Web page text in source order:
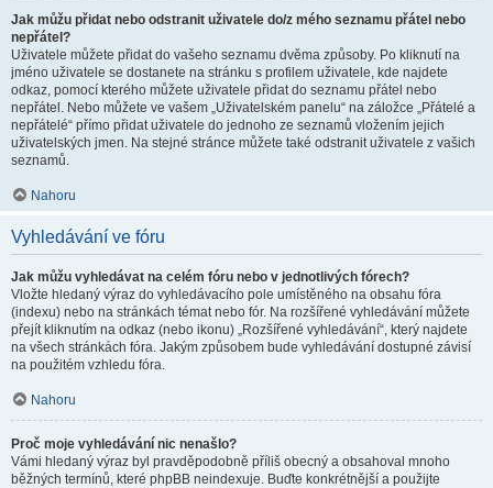
Jak můžu přidat nebo odstranit uživatele do/z mého seznamu přátel nebo
nepřátel?
Uživatele můžete přidat do vašeho seznamu dvěma způsoby. Po kliknutí na
jméno uživatele se dostanete na stránku s profilem uživatele, kde najdete
odkaz, pomocí kterého můžete uživatele přidat do seznamu přátel nebo
nepřátel. Nebo můžete ve vašem „Uživatelském panelu“ na záložce „Přátelé a
nepřátelé“ přímo přidat uživatele do jednoho ze seznamů vložením jejich
uživatelských jmen. Na stejné stránce můžete také odstranit uživatele z vašich
seznamů.
Nahoru
Vyhledávání ve fóru
Jak můžu vyhledávat na celém fóru nebo v jednotlivých fórech?
Vložte hledaný výraz do vyhledávacího pole umístěného na obsahu fóra
(indexu) nebo na stránkách témat nebo fór. Na rozšířené vyhledávání můžete
přejít kliknutím na odkaz (nebo ikonu) „Rozšířené vyhledávání“, který najdete
na všech stránkách fóra. Jakým způsobem bude vyhledávání dostupné závisí
na použitém vzhledu fóra.
Nahoru
Proč moje vyhledávání nic nenašlo?
Vámi hledaný výraz byl pravděpodobně příliš obecný a obsahoval mnoho
běžných termínů, které phpBB neindexuje. Buďte konkrétnější a použijte